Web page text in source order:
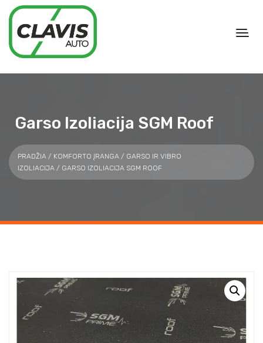
Garso Izoliacija SGM Roof
PRADŽIA / KOMFORTO ĮRANGA / GARSO IR VIBRO
IZOLIACIJA / GARSO IZOLIACIJA SGM ROOF